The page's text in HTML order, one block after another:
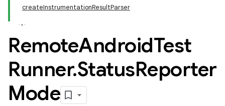
createInstrumentationResultParser
RemoteAndroidTest
Runner.StatusReporter
Mode